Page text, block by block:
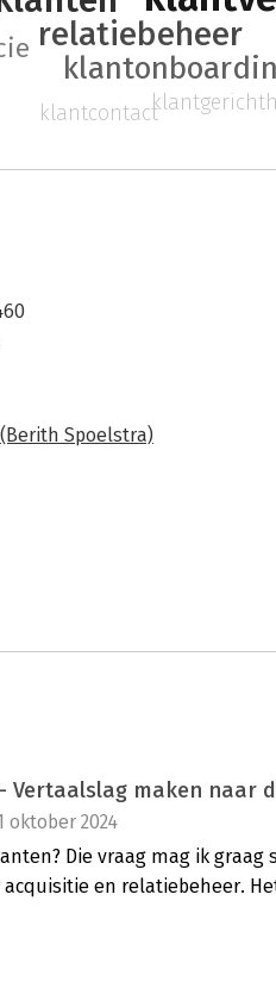
relatiebeheer
klantcontact
Spoelstra)
Vertaalslag maken naar
oktober 2024
Die vraag mag ik
en relatiebeheer.